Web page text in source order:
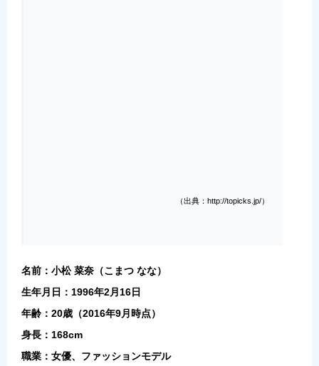
（出典：http://topicks.jp/）
名前：小松 菜奈（こまつ なな）
生年月日：1996年2月16日
年齢：20歳（2016年9月時点）
身長：168cm
職業：女優、ファッションモデル